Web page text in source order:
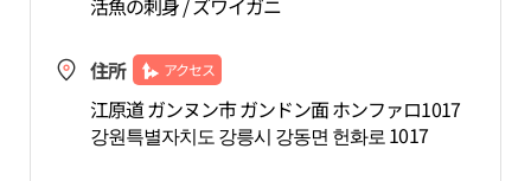
活魚の刺身 / ズワイガニ
住所 アクセス
江原道 ガンヌン市 ガンドン面 ホンファロ1017
강원특별자치도 강릉시 강동면 헌화로 1017